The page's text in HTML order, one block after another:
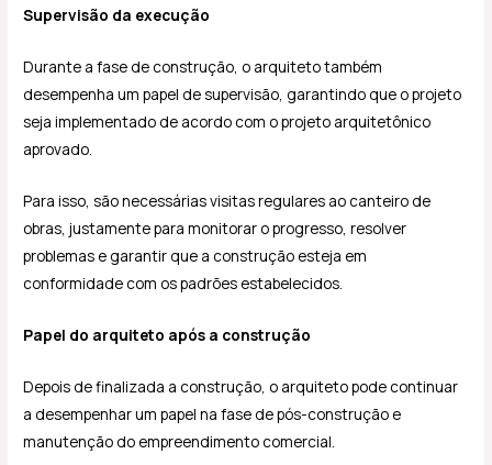
Supervisão da execução
Durante a fase de construção, o arquiteto também
desempenha um papel de supervisão, garantindo que o projeto
seja implementado de acordo com o projeto arquitetônico
aprovado.
Para isso, são necessárias visitas regulares ao canteiro de
obras, justamente para monitorar o progresso, resolver
problemas e garantir que a construção esteja em
conformidade com os padrões estabelecidos.
Papel do arquiteto após a construção
Depois de finalizada a construção, o arquiteto pode continuar
a desempenhar um papel na fase de pós-construção e
manutenção do empreendimento comercial.